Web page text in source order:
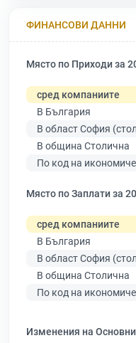
ФИНАНСОВИ ДАННИ
Място по Приходи за
сред компаниите
В България
В област София
В община Столична
По код на
Място по Заплати за
сред компаниите
В България
В област София
В община Столична
По код на
Изменения на